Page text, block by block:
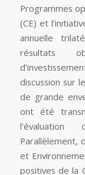
Programmes
(CE) et
annuelle
résultats
discussion sur
de grande
ont été
l’évaluation
Parallèlement,
et
positives de la